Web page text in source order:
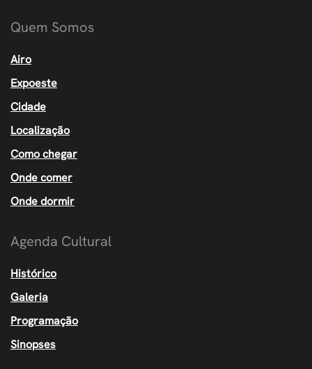
Quem Somos
Airo
Expoeste
Cidade
Localização
Como chegar
Onde comer
Onde dormir
Agenda Cultural
Histórico
Galeria
Programação
Sinopses